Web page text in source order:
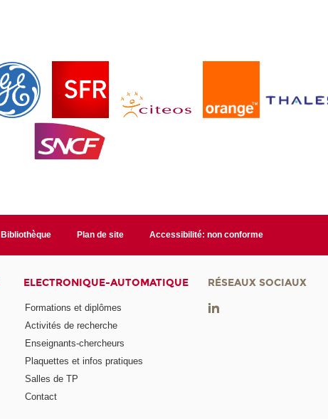
Bibliothèque Plan de site Accessibilité: non conforme
ELECTRONIQUE-AUTOMATIQUE
Formations et diplômes
Activités de recherche
Enseignants-chercheurs
Plaquettes et infos pratiques
Salles de TP
Contact
RÉSEAUX SOCIAUX